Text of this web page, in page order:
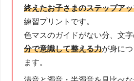
終えたお子さまのステップア
練習プリントです。
色マスのガイドがない分、文
分で意識して整える力が身に
ます。